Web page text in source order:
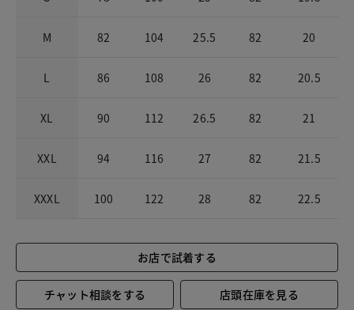
M 82 104 25.5 82 20
L 86 108 26 82 20.5
XL 90 112 26.5 82 21
XXL 94 116 27 82 21.5
XXXL 100 122 28 82 22.5
お店で試着する
チャット相談をする 店頭在庫を見る